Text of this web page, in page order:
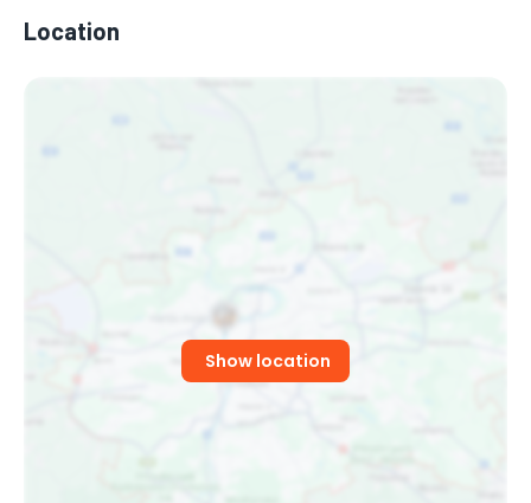
Location
Show location